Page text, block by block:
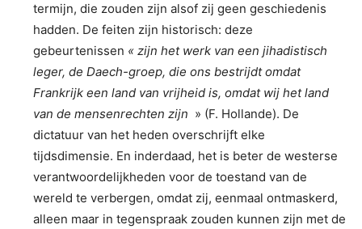
termijn, die zouden zijn alsof zij geen geschiedenis
hadden. De feiten zijn historisch: deze
gebeurtenissen « zijn het werk van een jihadistisch
leger, de Daech-groep, die ons bestrijdt omdat
Frankrijk een land van vrijheid is, omdat wij het land
van de mensenrechten zijn » (F. Hollande). De
dictatuur van het heden overschrijft elke
tijdsdimensie. En inderdaad, het is beter de westerse
verantwoordelijkheden voor de toestand van de
wereld te verbergen, omdat zij, eenmaal ontmaskerd,
alleen maar in tegenspraak zouden kunnen zijn met de